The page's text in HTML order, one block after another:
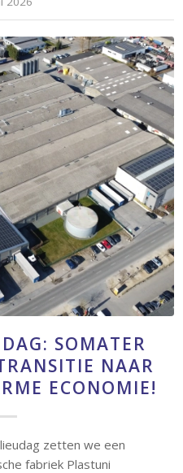
SOMATER
NAAR
ECONOMIE!
zetten we een
fabriek Plastuni